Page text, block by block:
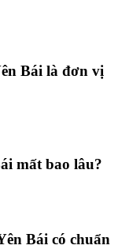
Bái là đơn vị
mất bao lâu?
Bái có chuẩn